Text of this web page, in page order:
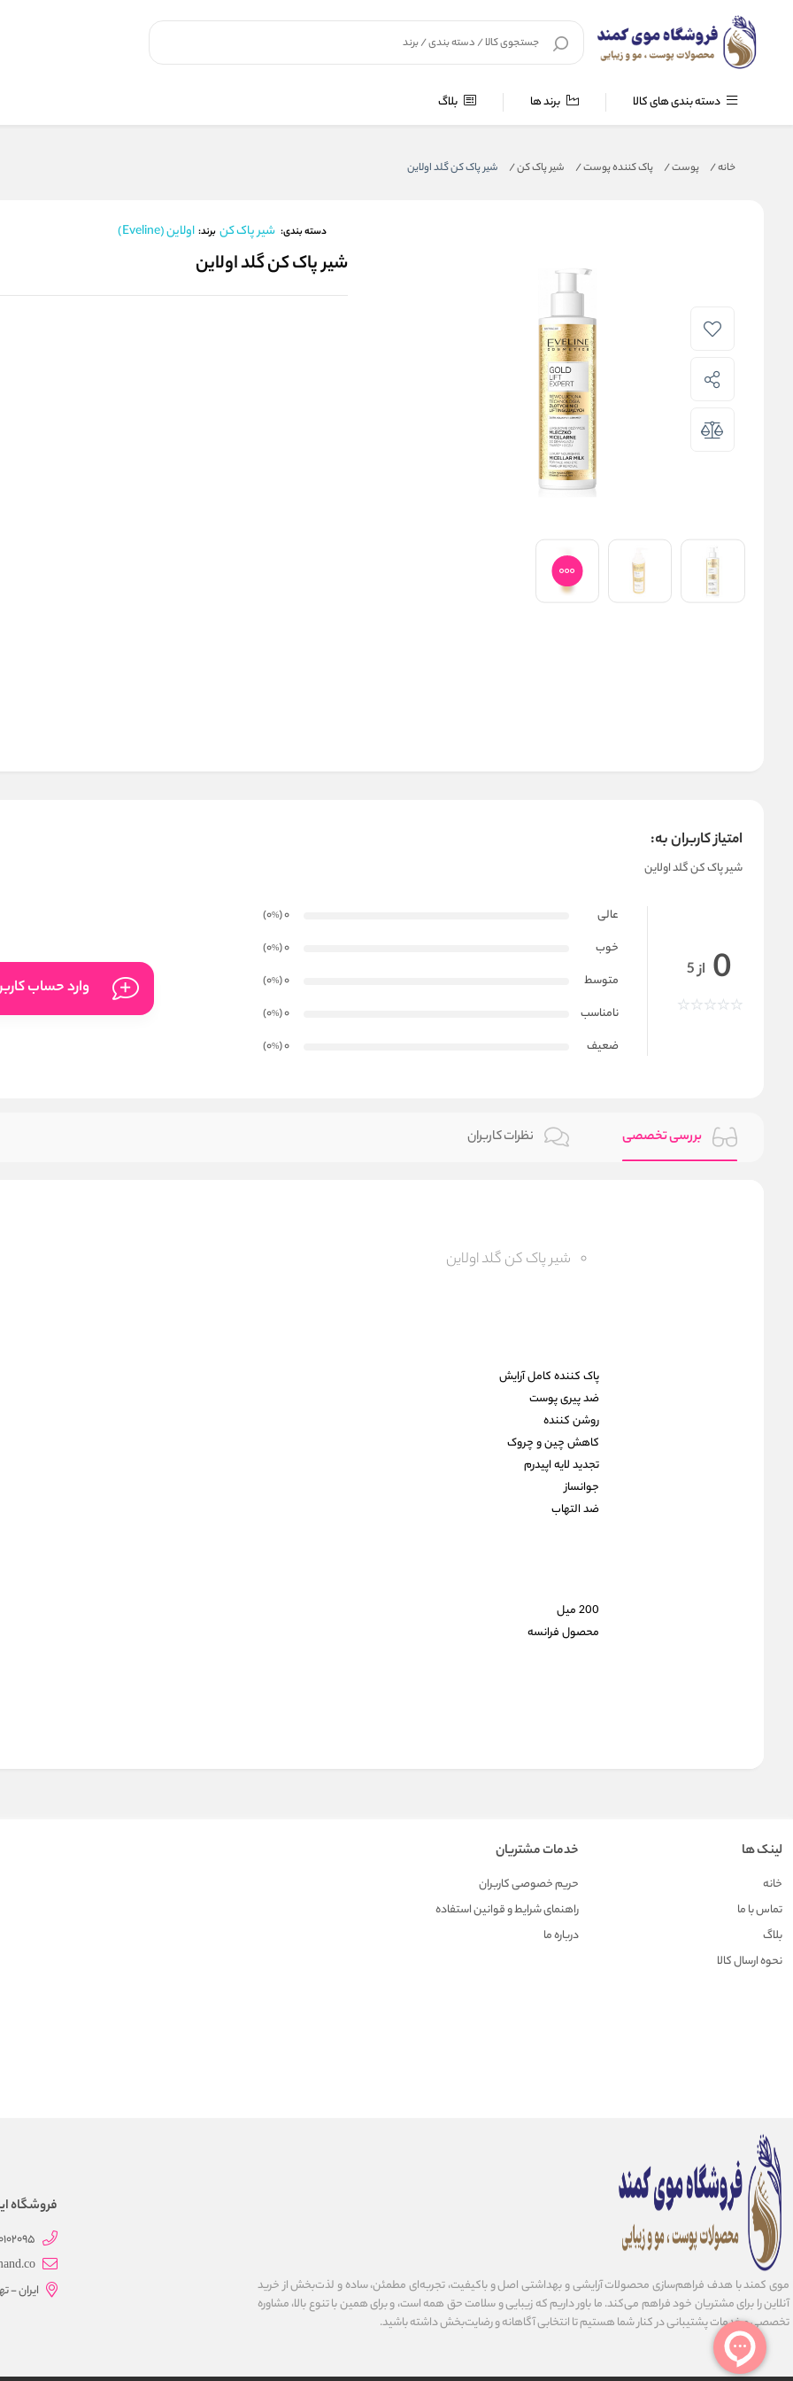
دسته بندی های کالا برند ها بلاگ
خانه/ پوست/ پاک کننده پوست/ شیر پاک کن/ شیر پاک کن گلد اولاین
دسته بندی: شیر پاک کن برند: اولاین (Eveline)
شیر پاک کن گلد اولاین
امتیاز کاربران به:
شیر پاک کن گلد اولاین
0 از 5
عالی 0
(0
%
)
خوب
0
(0
%
)
متوسط
0
(0
%
)
نامناسب
0
(0
%
)
ضعیف
0
(0
%
)
وارد حساب
بررسی تخصصی نظرات کاربران
شیر پاک کن گلد اولاین
پاک کننده کامل آرایش
ضد پیری پوست
روشن کننده
کاهش چین و چروک
تجدید لایه اپیدرم
جوانساز
ضد التهاب
200 میل
محصول فرانسه
لینک ها
خانه
تماس با ما
بلاگ
نحوه ارسال کالا
خدمات مشتریان
حریم خصوصی کاربران
راهنمای شرایط و قوانین استفاده
درباره ما
موی کمند با هدف فراهم‌سازی محصولات آرایشی و بهداشتی اصل و باکیفیت، تجربه‌ای مطمئن، ساده و لذت‌بخش از خرید
آنلاین را برای مشتریان خود فراهم می‌کند. ما باور داریم که زیبایی و سلامت حق همه است، و برای همین با تنوع بالا، مشاوره
تخصصی و خدمات پشتیبانی در کنار شما هستیم تا انتخابی آگاهانه و رضایت‌بخش داشته باشید.
فروشگاه
ایران -